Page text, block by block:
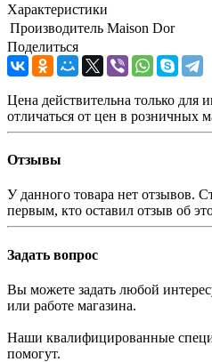
Характеристики
Производитель Maison Dor
Поделиться
Цена действительна только для
отличаться от цен в розничных
Отзывы
У данного товара нет отзывов.
первым, кто оставил отзыв об
Задать вопрос
Вы можете задать любой
или работе магазина.
Наши квалифицированные
помогут.